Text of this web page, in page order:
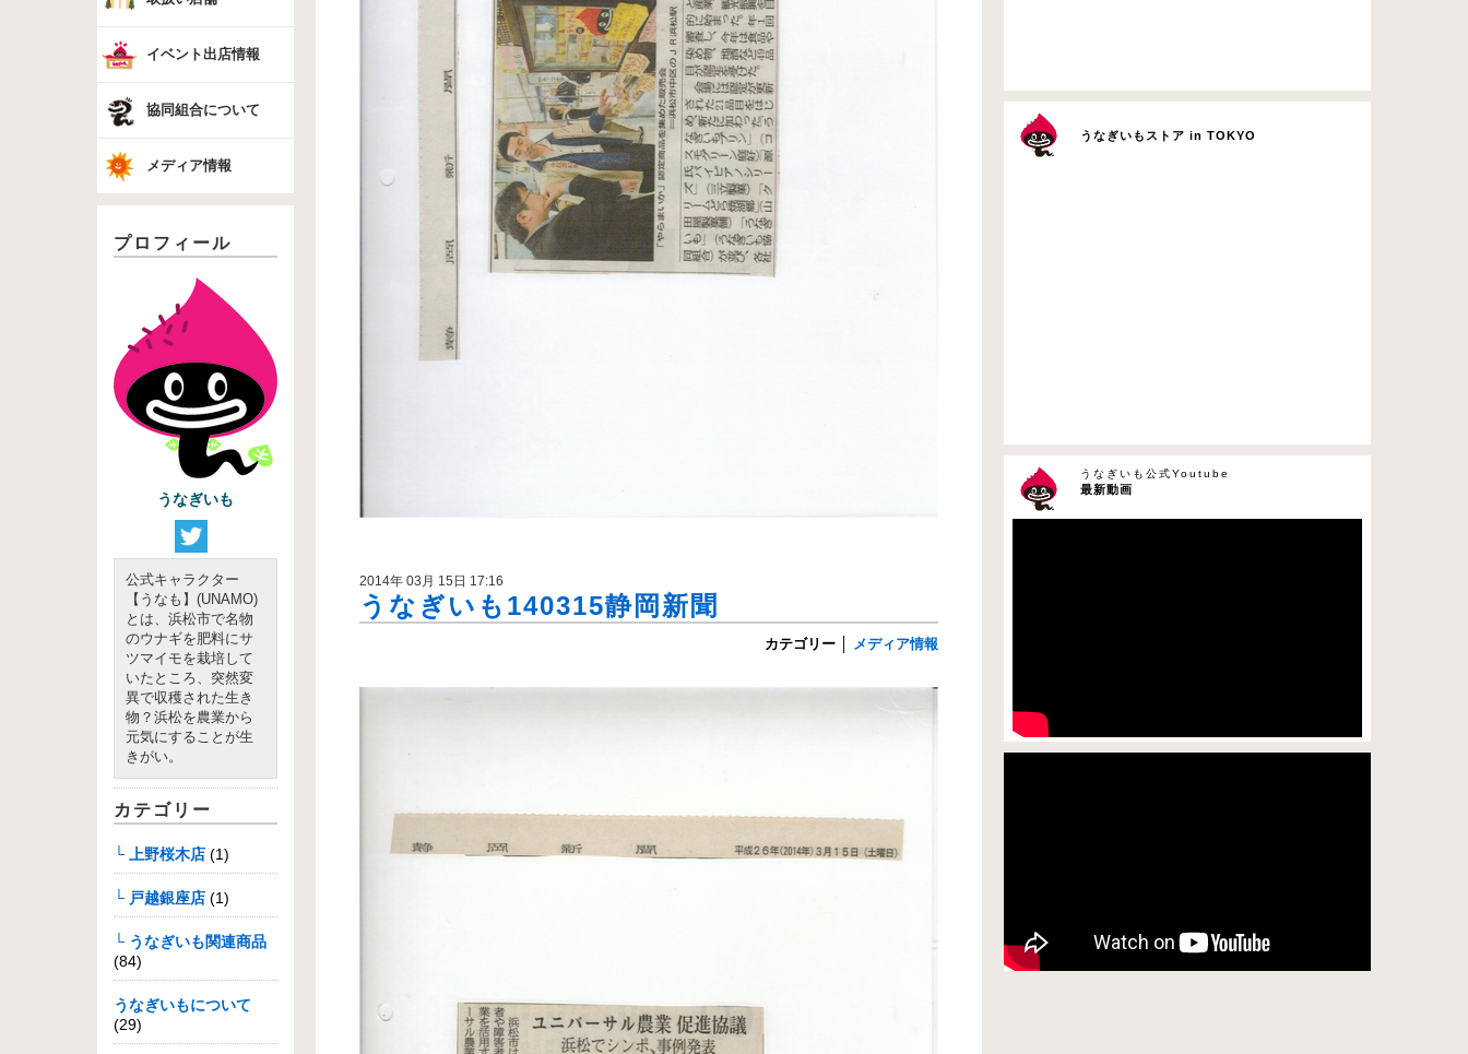
イベント出店情報
協同組合について
メディア情報
プロフィール
うなぎいも
公式キャラクター
【うなも】(UNAMO)
とは、浜松市で名物
のウナギを肥料にサ
ツマイモを栽培して
いたところ、突然変
異で収穫された生き
物？浜松を農業から
元気にすることが生
きがい。
カテゴリー
└ 上野桜木店 (1)
└ 戸越銀座店 (1)
└ うなぎいも関連商品
(84)
うなぎいもについて
(29)
2014年 03月 15日 17:16
うなぎいも140315静岡新聞
カテゴリー メディア情報
うなぎいもストア in TOKYO
最新動画
うなぎいも公式Youtube